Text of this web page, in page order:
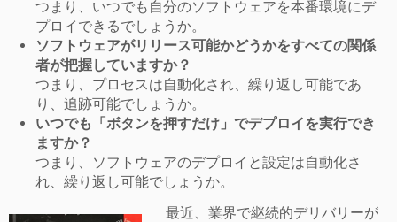
つまり、いつでも自分のソフトウェアを本番環境にデ
プロイできるでしょうか。
ソフトウェアがリリース可能かどうかをすべての関係
者が把握していますか？
つまり、プロセスは自動化され、繰り返し可能であ
り、追跡可能でしょうか。
いつでも「ボタンを押すだけ」でデプロイを実行でき
ますか？
つまり、ソフトウェアのデプロイと設定は自動化さ
れ、繰り返し可能でしょうか。
最近、業界で継続的デリバリーが